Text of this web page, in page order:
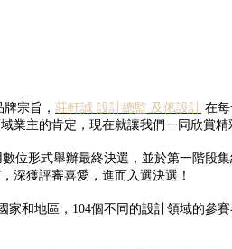
宗旨， 莊軒誠 設計總監 及俬設計 在
業主的肯定，現在就讓我們一同欣賞精
位形式舉辦最終決選，並於第一階段
深獲評審喜愛，進而入選決選！
家和地區，104個不同的設計領域的